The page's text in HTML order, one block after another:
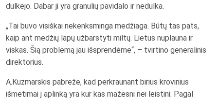
dulkėjo. Dabar ji yra granulių pavidalo ir nedulka.
„Tai buvo visiškai nekenksminga medžiaga. Būtų tas pats,
kaip ant medžių lapų užbarstyti miltų. Lietus nuplauna ir
viskas. Šią problemą jau išsprendėme“, – tvirtino generalinis
direktorius.
A.Kuzmarskis pabrėžė, kad perkraunant birius krovinius
išmetimai į aplinką yra kur kas mažesni nei leistini. Pagal